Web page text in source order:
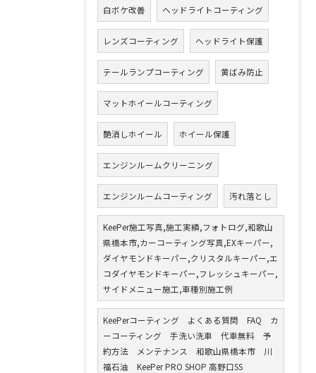
白ボケ改善 ヘッドライトコーティング
レンズコーティング ヘッドライト保護
テールランプコーティング 黄ばみ防止
マットホイールコーティング
艶消しホイール ホイール保護
エンジンルームクリーニング
エンジンルームコーティング 汚れ落とし
KeePer施工写真,施工実績,フォトログ,和歌山
県橋本市,カーコーティング写真,EXキーパー,
ダイヤモンドキーパー,クリスタルキーパー,エ
コダイヤモンドキーパー,フレッシュキーパー,
サイドメニュー施工,車種別施工例
KeePerコーティング よくある質問 FAQ カ
ーコーティング 手洗い洗車 代車無料 予
約方法 メンテナンス 和歌山県橋本市 川
福石油 KeePer PRO SHOP 高野口SS